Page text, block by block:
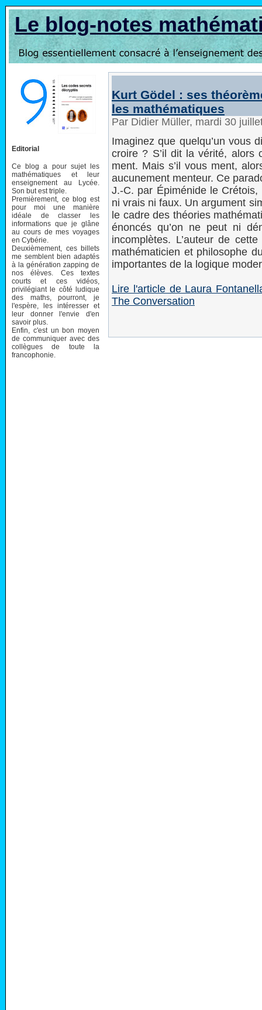
Le blog-notes
Editorial
Ce blog a pour sujet les
mathématiques et leur
enseignement au Lycée.
Son but est triple.
Premièrement, ce blog est
pour moi une manière
idéale de classer les
informations que je glâne
au cours de mes voyages
en Cybérie.
Deuxièmement, ces billets
me semblent bien adaptés
à la génération zapping de
nos élèves. Ces textes
courts et ces vidéos,
privilégiant le côté ludique
des maths, pourront, je
l'espère, les intéresser et
leur donner l'envie d'en
savoir plus.
Enfin, c'est un bon moyen
de communiquer avec des
collègues de toute la
francophonie.
Kurt Gödel : ses
les mathématiques
Par Didier Müller, mardi 30
Imaginez que quelqu’un vous
croire ? S’il dit la vérité, alors
ment. Mais s’il vous ment,
aucunement menteur. Ce
J.-C. par Épiménide le Crétois,
ni vrais ni faux. Un argument
le cadre des théories
énoncés qu’on ne peut ni
incomplètes. L’auteur de
mathématicien et philosophe
importantes de la logique
Lire l'article de Laura
The Conversation